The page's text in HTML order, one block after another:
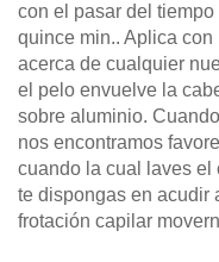
con el pasar del
quince min.. Aplica
acerca de cualquier
el pelo envuelve la
sobre aluminio.
nos encontramos
cuando la cual laves el
te dispongas en acudir
frotación capilar